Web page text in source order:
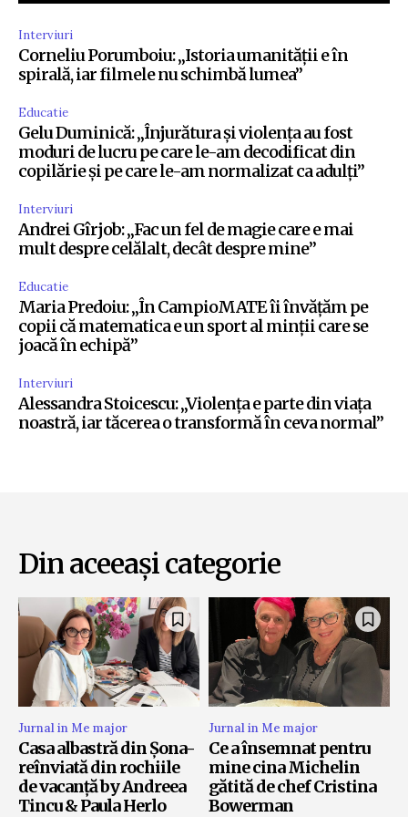
Interviuri
Corneliu Porumboiu: „Istoria umanității e în
spirală, iar filmele nu schimbă lumea”
Educatie
Gelu Duminică: „Înjurătura și violența au fost
moduri de lucru pe care le-am decodificat din
copilărie și pe care le-am normalizat ca adulți”
Interviuri
Andrei Gîrjob: „Fac un fel de magie care e mai
mult despre celălalt, decât despre mine”
Educatie
Maria Predoiu: „În CampioMATE îi învățăm pe
copii că matematica e un sport al minții care se
joacă în echipă”
Interviuri
Alessandra Stoicescu: „Violența e parte din viața
noastră, iar tăcerea o transformă în ceva normal”
Din aceeași categorie
Jurnal in Me major
Casa albastră din Șona-
reînviată din rochiile
de vacanță by Andreea
Tincu & Paula Herlo
Jurnal in Me major
Ce a însemnat pentru
mine cina Michelin
gătită de chef Cristina
Bowerman